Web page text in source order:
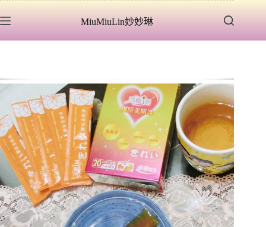
至
容
MiuMiuLin妙妙琳